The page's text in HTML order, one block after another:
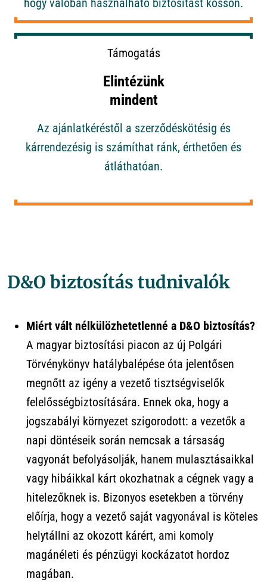
hogy valóban használható biztosítást kössön.
Támogatás
Elintézünk
mindent
Az ajánlatkéréstől a szerződéskötésig és
kárrendezésig is számíthat ránk, érthetően és
átláthatóan.
D&O biztosítás tudnivalók
Miért vált nélkülözhetetlenné a D&O biztosítás?
A magyar biztosítási piacon az új Polgári
Törvénykönyv hatálybalépése óta jelentősen
megnőtt az igény a vezető tisztségviselők
felelősségbiztosítására. Ennek oka, hogy a
jogszabályi környezet szigorodott: a vezetők a
napi döntéseik során nemcsak a társaság
vagyonát befolyásolják, hanem mulasztásaikkal
vagy hibáikkal kárt okozhatnak a cégnek vagy a
hitelezőknek is. Bizonyos esetekben a törvény
előírja, hogy a vezető saját vagyonával is köteles
helytállni az okozott kárért, ami komoly
magánéleti és pénzügyi kockázatot hordoz
magában.